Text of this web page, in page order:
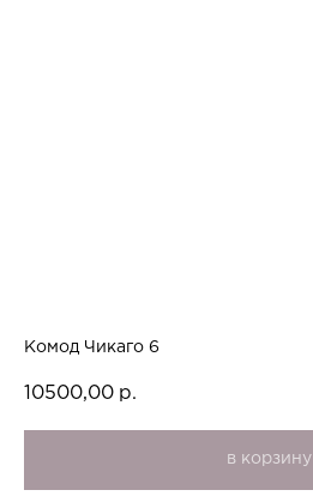
Комод Чикаго 6
10500,00 р.
в корзину